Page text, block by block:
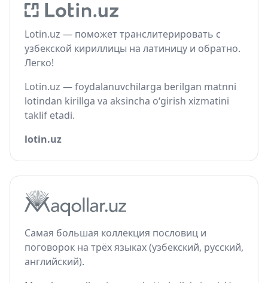
Lotin.uz — поможет транслитерировать с
узбекской кириллицы на латиницу и обратно.
Легко!
Lotin.uz — foydalanuvchilarga berilgan matnni
lotindan kirillga va aksincha o‘girish xizmatini
taklif etadi.
lotin.uz
Самая большая коллекция пословиц и
поговорок на трёх языках (узбекский, русский,
английский).